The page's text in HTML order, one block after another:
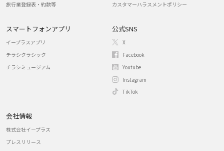
旅行業登録表・約款等
カスタマーハラスメントポリシー
スマートフォンアプリ
イープラスアプリ
チラシクラシック
チラシミュージアム
公式SNS
X
Facebook
Youtube
Instagram
TikTok
会社情報
株式会社イープラス
プレスリリース